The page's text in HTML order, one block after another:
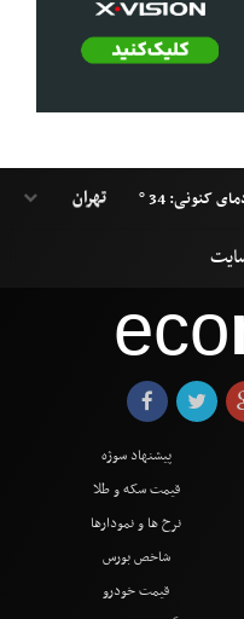
کنونی: 34 °
eco
پیشنهاد سوژه
قیمت سکه و طلا
نرخ ها و نمودارها
شاخص بورس
قیمت خودرو